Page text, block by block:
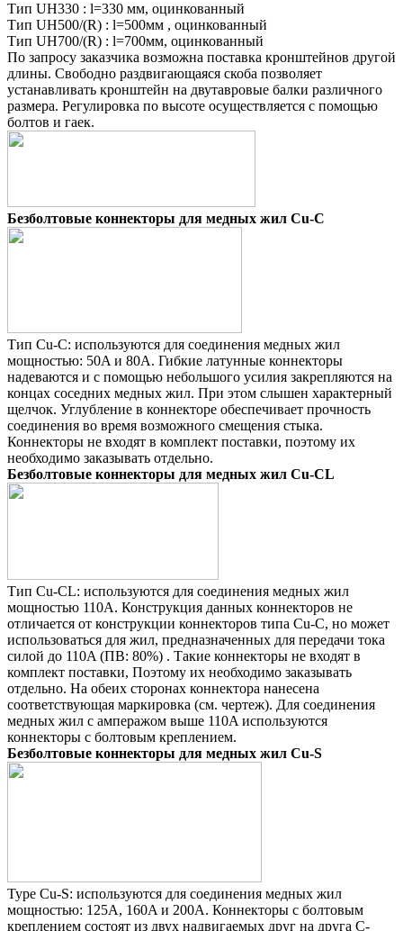
Тип UH330 : l=330 мм, оцинкованный
Тип UH500/(R) : l=500мм , оцинкованный
Тип UH700/(R) : l=700мм, оцинкованный
По запросу заказчика возможна поставка кронштейнов другой
длины. Свободно раздвигающаяся скоба позволяет
устанавливать кронштейн на двутавровые балки различного
размера. Регулировка по высоте осуществляется с помощью
болтов и гаек.
Безболтовые коннекторы для медных жил Cu-C
Тип Cu-C: используются для соединения медных жил
мощностью: 50A и 80A. Гибкие латунные коннекторы
надеваются и с помощью небольшого усилия закрепляются на
концах соседних медных жил. При этом слышен характерный
щелчок. Углубление в коннекторе обеспечивает прочность
соединения во время возможного смещения стыка.
Коннекторы не входят в комплект поставки, поэтому их
необходимо заказывать отдельно.
Безболтовые коннекторы для медных жил Cu-CL
Тип Cu-CL: используются для соединения медных жил
мощностью 110A. Конструкция данных коннекторов не
отличается от конструкции коннекторов типа Cu-C, но может
использоваться для жил, предназначенных для передачи тока
силой до 110A (ПВ: 80%) . Такие коннекторы не входят в
комплект поставки, Поэтому их необходимо заказывать
отдельно. На обеих сторонах коннектора нанесена
соответствующая маркировка (см. чертеж). Для соединения
медных жил с амперажом выше 110A используются
коннекторы с болтовым креплением.
Безболтовые коннекторы для медных жил Cu-S
Type Cu-S: используются для соединения медных жил
мощностью: 125A, 160A и 200А. Коннекторы с болтовым
креплением состоят из двух надвигаемых друг на друга С-